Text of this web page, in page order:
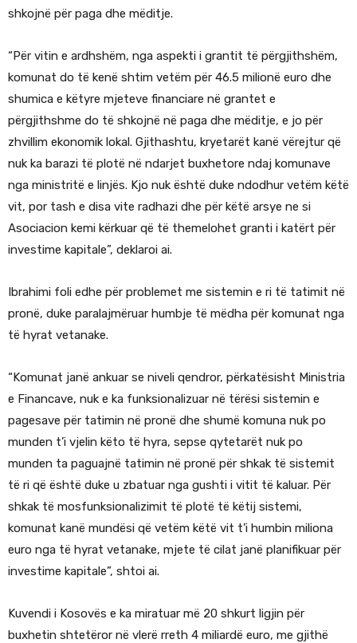
shkojnë për paga dhe mëditje.
“Për vitin e ardhshëm, nga aspekti i grantit të përgjithshëm,
komunat do të kenë shtim vetëm për 46.5 milionë euro dhe
shumica e këtyre mjeteve financiare në grantet e
përgjithshme do të shkojnë në paga dhe mëditje, e jo për
zhvillim ekonomik lokal. Gjithashtu, kryetarët kanë vërejtur që
nuk ka barazi të plotë në ndarjet buxhetore ndaj komunave
nga ministritë e linjës. Kjo nuk është duke ndodhur vetëm këtë
vit, por tash e disa vite radhazi dhe për këtë arsye ne si
Asociacion kemi kërkuar që të themelohet granti i katërt për
investime kapitale”, deklaroi ai.
Ibrahimi foli edhe për problemet me sistemin e ri të tatimit në
pronë, duke paralajmëruar humbje të mëdha për komunat nga
të hyrat vetanake.
“Komunat janë ankuar se niveli qendror, përkatësisht Ministria
e Financave, nuk e ka funksionalizuar në tërësi sistemin e
pagesave për tatimin në pronë dhe shumë komuna nuk po
munden t’i vjelin këto të hyra, sepse qytetarët nuk po
munden ta paguajnë tatimin në pronë për shkak të sistemit
të ri që është duke u zbatuar nga gushti i vitit të kaluar. Për
shkak të mosfunksionalizimit të plotë të këtij sistemi,
komunat kanë mundësi që vetëm këtë vit t’i humbin miliona
euro nga të hyrat vetanake, mjete të cilat janë planifikuar për
investime kapitale”, shtoi ai.
Kuvendi i Kosovës e ka miratuar më 20 shkurt ligjin për
buxhetin shtetëror në vlerë rreth 4 miliardë euro, me gjithë